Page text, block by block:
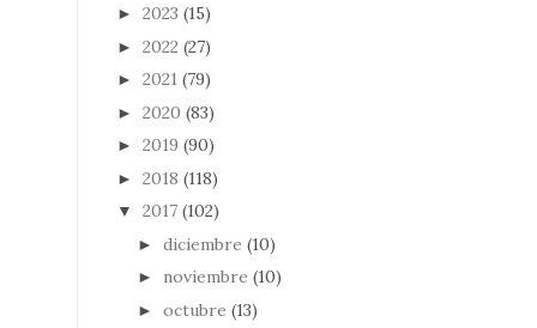
► 2023 (15)
► 2022 (27)
► 2021 (79)
► 2020 (83)
► 2019 (90)
► 2018 (118)
▼ 2017 (102)
► diciembre (10)
► noviembre (10)
► octubre (13)